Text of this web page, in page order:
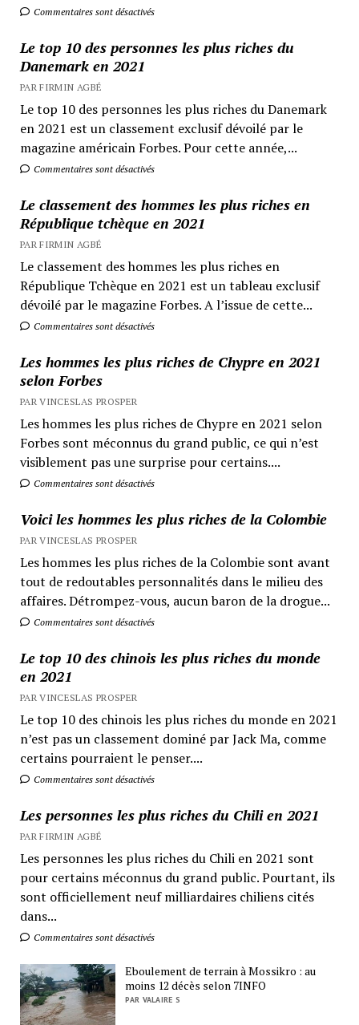
Commentaires sont désactivés
Le top 10 des personnes les plus riches du
Danemark en 2021
PAR FIRMIN AGBÉ
Le top 10 des personnes les plus riches du Danemark
en 2021 est un classement exclusif dévoilé par le
magazine américain Forbes. Pour cette année,...
Commentaires sont désactivés
Le classement des hommes les plus riches en
République tchèque en 2021
PAR FIRMIN AGBÉ
Le classement des hommes les plus riches en
République Tchèque en 2021 est un tableau exclusif
dévoilé par le magazine Forbes. A l’issue de cette...
Commentaires sont désactivés
Les hommes les plus riches de Chypre en 2021
selon Forbes
PAR VINCESLAS PROSPER
Les hommes les plus riches de Chypre en 2021 selon
Forbes sont méconnus du grand public, ce qui n’est
visiblement pas une surprise pour certains....
Commentaires sont désactivés
Voici les hommes les plus riches de la Colombie
PAR VINCESLAS PROSPER
Les hommes les plus riches de la Colombie sont avant
tout de redoutables personnalités dans le milieu des
affaires. Détrompez-vous, aucun baron de la drogue...
Commentaires sont désactivés
Le top 10 des chinois les plus riches du monde
en 2021
PAR VINCESLAS PROSPER
Le top 10 des chinois les plus riches du monde en 2021
n’est pas un classement dominé par Jack Ma, comme
certains pourraient le penser....
Commentaires sont désactivés
Les personnes les plus riches du Chili en 2021
PAR FIRMIN AGBÉ
Les personnes les plus riches du Chili en 2021 sont
pour certains méconnus du grand public. Pourtant, ils
sont officiellement neuf milliardaires chiliens cités
dans...
Commentaires sont désactivés
Eboulement de terrain à Mossikro : au
moins 12 décès selon 7INFO
PAR VALAIRE S